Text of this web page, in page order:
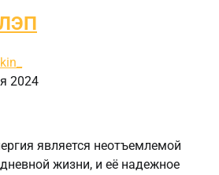
2024
является неотъемлемой
жизни, и её надежное